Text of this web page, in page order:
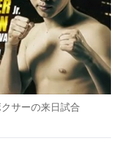
サーの来日試合